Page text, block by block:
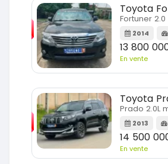
Toyota
Fortuner 2.0
2014
13 800
En vente
Toyota
2013
14 500
En vente